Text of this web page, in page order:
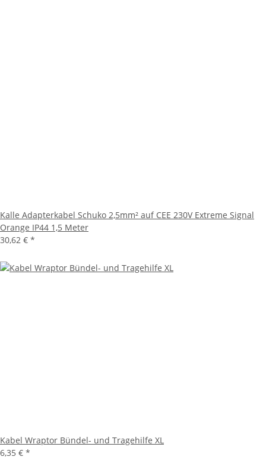
Kalle Adapterkabel Schuko 2,5mm² auf CEE 230V Extreme Signal
Orange IP44 1,5 Meter
30,62 € *
Kabel Wraptor Bündel- und Tragehilfe XL
6,35 € *